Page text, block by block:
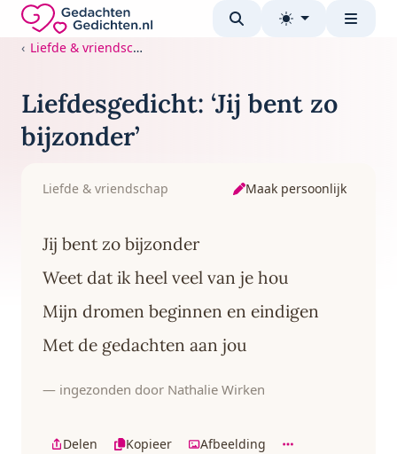
Direct naar de inhoud
Gedachten-Gedichten.nl — naar de homepage
Liefde & vriendschap
Liefdesgedicht: ‘Jij bent zo
bijzonder’
Liefde & vriendschap Maak persoonlijk
Jij bent zo bijzonder
Weet dat ik heel veel van je hou
Mijn dromen beginnen en eindigen
Met de gedachten aan jou
— ingezonden door Nathalie Wirken
Delen Kopieer Afbeelding